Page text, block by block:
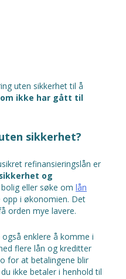
uten sikkerhet til å
ikke har gått til
sikkerhet?
refinansieringslån er
og
eller søke om lån
opp i økonomien. Det
orden mye lavere.
enklere å komme i
flere lån og kreditter
for at betalingene blir
ikke betaler i henhold til